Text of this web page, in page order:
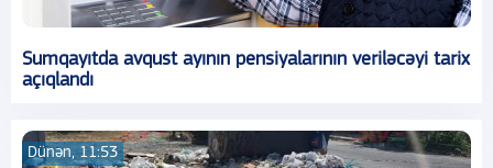
Sumqayıtda avqust ayının pensiyalarının veriləcəyi tarix
açıqlandı
Dünən, 11:53